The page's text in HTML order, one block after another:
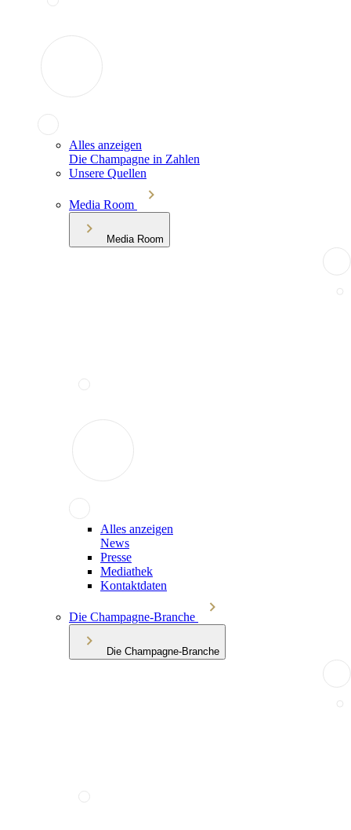
Alles anzeigen
Die Champagne in Zahlen
Unsere Quellen
Media Room
Media Room
Alles anzeigen
News
Presse
Mediathek
Kontaktdaten
Die Champagne-Branche
Die Champagne-Branche